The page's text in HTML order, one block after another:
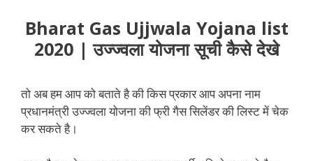
Bharat Gas Ujjwala Yojana list
2020 | उज्ज्वला योजना सूची कैसे देखे
तो अब हम आप को बताते है की किस प्रकार आप अपना नाम
प्रधानमंत्री उज्ज्वला योजना की फ्री गैस सिलेंडर की लिस्ट में चेक
कर सकते है।